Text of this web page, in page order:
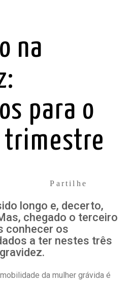
na
para o
Partilhe
longo e, decerto,
chegado o terceiro
conhecer os
a ter nestes três
da mulher grávida é